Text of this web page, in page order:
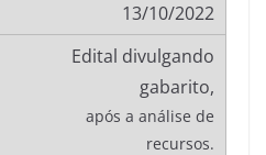
13/10/2022
Edital divulgando
gabarito,
após a análise de
recursos.